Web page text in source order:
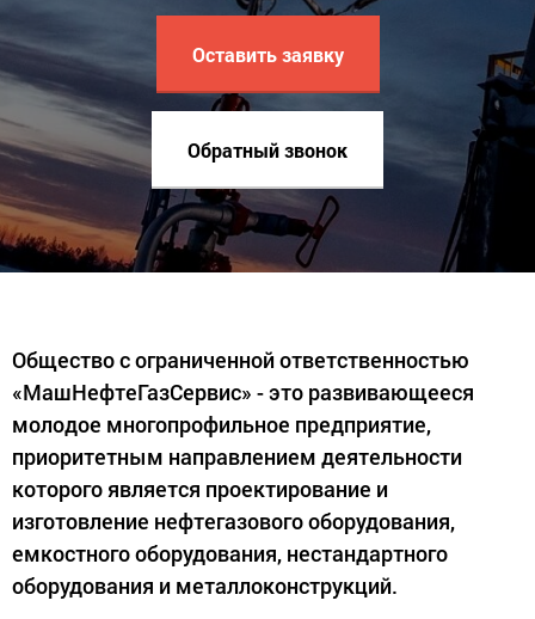
Оставить заявку
Обратный звонок
Общество с ограниченной ответственностью
«МашНефтеГазСервис» - это развивающееся
молодое многопрофильное предприятие,
приоритетным направлением деятельности
которого является проектирование и
изготовление нефтегазового оборудования,
емкостного оборудования, нестандартного
оборудования и металлоконструкций.